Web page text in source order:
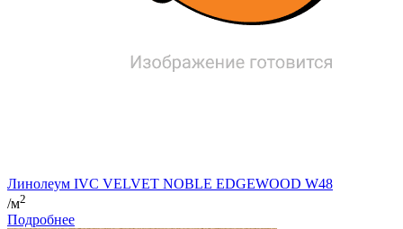
Линолеум IVC VELVET NOBLE EDGEWOOD W48
/м2
Подробнее